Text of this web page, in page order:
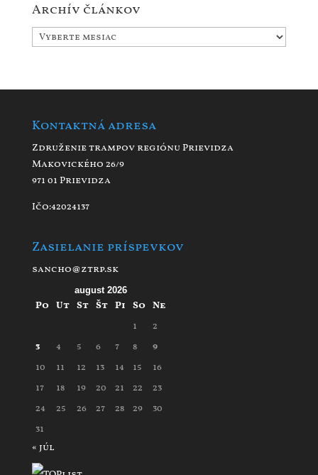
Archív článkov
Archív
Kontaktná adresa
Združenie trampov regiónu Prievidza
Makovického 26/9
971 01 Prievidza
Ičo:42024137
Zasielanie príspevkov
sancho@ztrp.sk
august 2026
Po Ut St Št Pi So Ne
1
2
3
4 5 6 7 8
9
10
11 12 13 14 15
16
17
18 19 20 21 22
23
24
25 26 27 28 29
30
31
« júl